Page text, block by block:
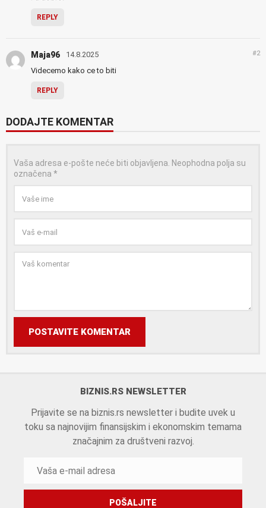
REPLY
Maja96 14.8.2025 #2
Videcemo kako ce to biti
REPLY
DODAJTE KOMENTAR
Vaša adresa e-pošte neće biti objavljena. Neophodna polja su
označena *
POSTAVITE KOMENTAR
BIZNIS.RS NEWSLETTER
Prijavite se na biznis.rs newsletter i budite uvek u
toku sa najnovijim finansijskim i ekonomskim temama
značajnim za društveni razvoj.